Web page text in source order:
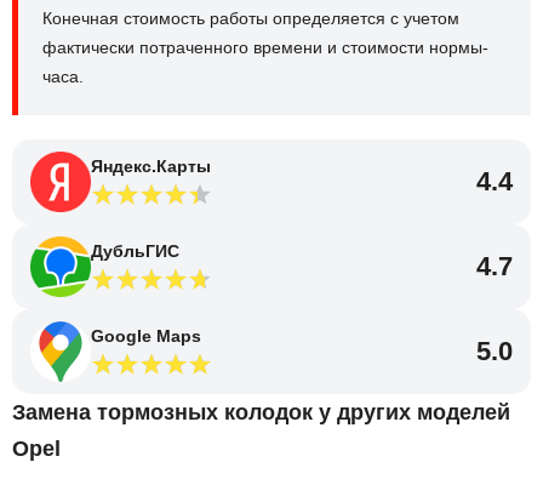
Конечная стоимость работы определяется с учетом
фактически потраченного времени и стоимости нормы-
часа.
Яндекс.Карты 4.4
ДубльГИС 4.7
Google Maps 5.0
Замена тормозных колодок у других моделей
Opel